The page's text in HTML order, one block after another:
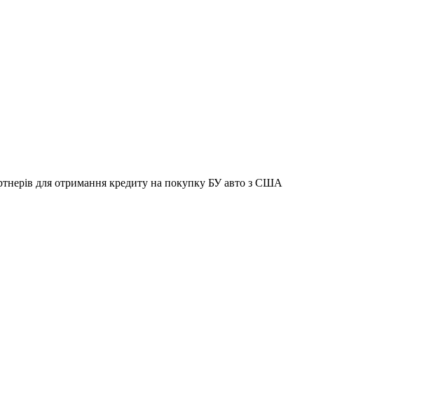
для отримання кредиту на покупку БУ авто з США